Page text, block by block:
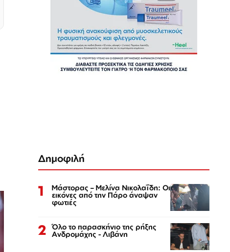
Δημοφιλή
1 Μάστορας – Μελίνα Νικολαΐδη: Οι
εικόνες από την Πάρο άναψαν
φωτιές
2 Όλο το παρασκήνιο της ρήξης
Ανδρομάχης - Λιβάνη